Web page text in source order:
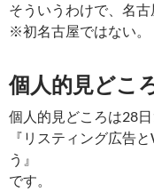
そういうわけで、名古
※初名古屋ではない。
個人的見どこ
個人的見どころは28
『リスティング広告
う』
です。